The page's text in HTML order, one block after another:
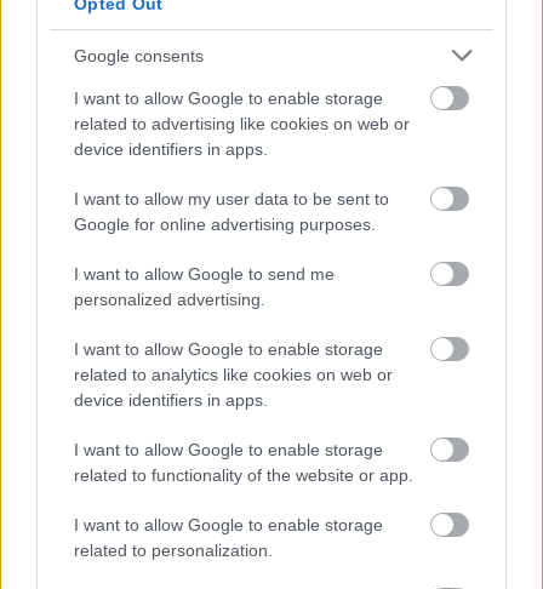
Google consents
I want to allow Google to enable storage
related to advertising like cookies on web or
device identifiers in apps.
I want to allow my user data to be sent to
Google for online advertising purposes.
I want to allow Google to send me
personalized advertising.
I want to allow Google to enable storage
related to analytics like cookies on web or
device identifiers in apps.
I want to allow Google to enable storage
related to functionality of the website or app.
I want to allow Google to enable storage
related to personalization.
Βάλε το proson.gr στα αποτελέσματα
αναζήτησης της Google
Δημοφιλείς Ειδήσεις
Αυτό το επίδομα δίνει 300 ευρώ - Δεν
χρειάζεται αίτηση
Τουρισμός για Όλους 2026: Voucher
έως 600 ευρώ - Ποια ΑΦΜ παίρνουν